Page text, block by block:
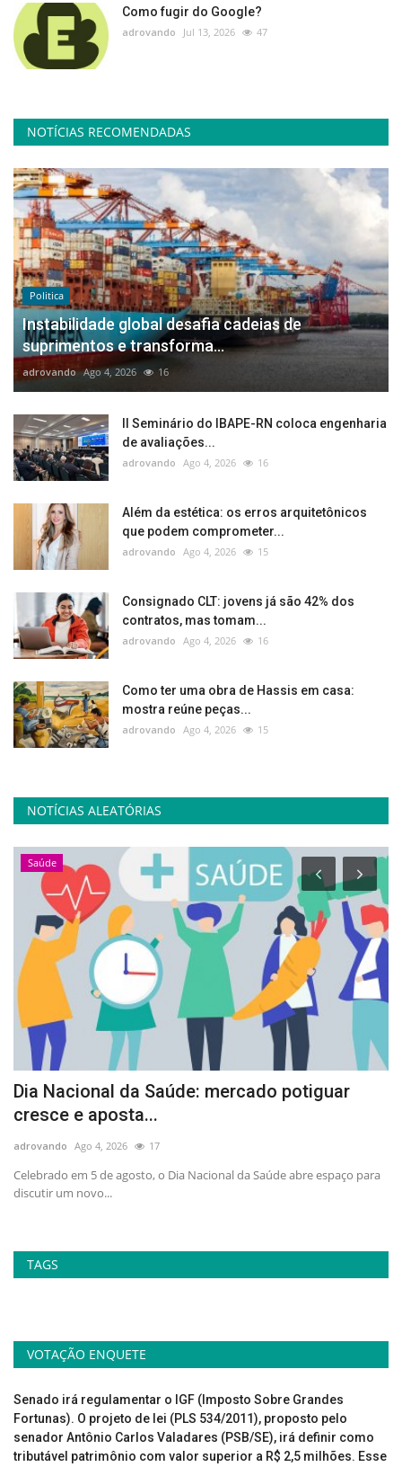
Como fugir do Google?
adrovando Jul 13, 2026 47
NOTÍCIAS RECOMENDADAS
Politica
Instabilidade global desafia cadeias de
suprimentos e transforma...
adrovando Ago 4, 2026 16
II Seminário do IBAPE-RN coloca engenharia
de avaliações...
adrovando Ago 4, 2026 16
Além da estética: os erros arquitetônicos
que podem comprometer...
adrovando Ago 4, 2026 15
Consignado CLT: jovens já são 42% dos
contratos, mas tomam...
adrovando Ago 4, 2026 16
Como ter uma obra de Hassis em casa:
mostra reúne peças...
adrovando Ago 4, 2026 15
NOTÍCIAS ALEATÓRIAS
Saúde
Dia Nacional da Saúde: mercado potiguar
cresce e aposta...
adrovando Ago 4, 2026 17
Celebrado em 5 de agosto, o Dia Nacional da Saúde abre espaço para
discutir um novo...
TAGS
VOTAÇÃO ENQUETE
Senado irá regulamentar o IGF (Imposto Sobre Grandes
Fortunas). O projeto de lei (PLS 534/2011), proposto pelo
senador Antônio Carlos Valadares (PSB/SE), irá definir como
tributável patrimônio com valor superior a R$ 2,5 milhões. Esse